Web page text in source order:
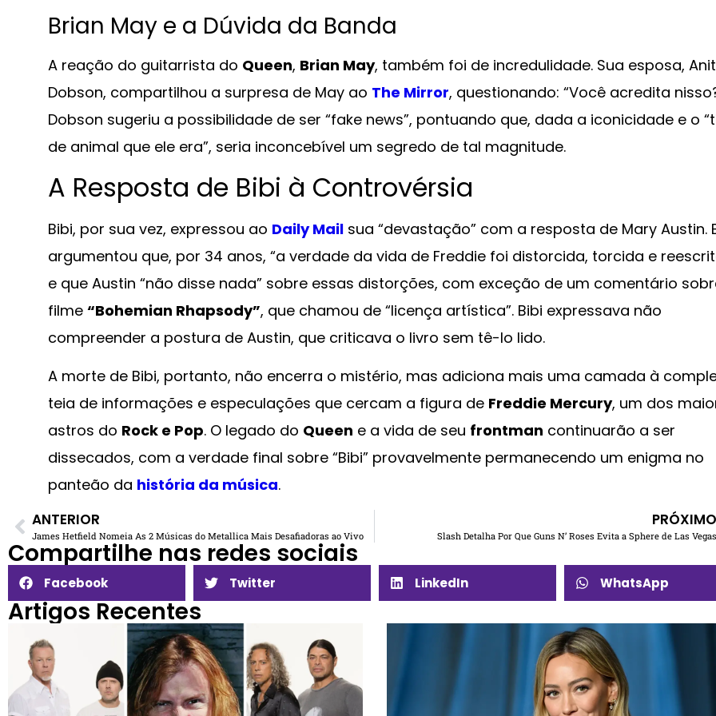
Brian May e a Dúvida da Banda
A reação do guitarrista do Queen, Brian May, também foi de incredulidade. Sua esposa,
Dobson, compartilhou a surpresa de May ao The Mirror, questionando: “Você acredita
Dobson sugeriu a possibilidade de ser “fake news”, pontuando que, dada a iconicidade e o
de animal que ele era”, seria inconcebível um segredo de tal magnitude.
A Resposta de Bibi à Controvérsia
Bibi, por sua vez, expressou ao Daily Mail sua “devastação” com a resposta de Mary Austin.
argumentou que, por 34 anos, “a verdade da vida de Freddie foi distorcida, torcida e
e que Austin “não disse nada” sobre essas distorções, com exceção de um comentário
filme “Bohemian Rhapsody”, que chamou de “licença artística”. Bibi expressava não
compreender a postura de Austin, que criticava o livro sem tê-lo lido.
A morte de Bibi, portanto, não encerra o mistério, mas adiciona mais uma camada à
teia de informações e especulações que cercam a figura de Freddie Mercury, um dos
astros do Rock e Pop. O legado do Queen e a vida de seu frontman continuarão a ser
dissecados, com a verdade final sobre “Bibi” provavelmente permanecendo um enigma no
panteão da história da música.
ANTERIOR
James Hetfield Nomeia As 2 Músicas do Metallica Mais Desafiadoras ao Vivo
PRÓXIMO
Slash Detalha Por Que Guns N’ Roses Evita a Sphere de Las Vegas
Compartilhe nas redes sociais​
Facebook Twitter LinkedIn WhatsApp
Artigos Recentes